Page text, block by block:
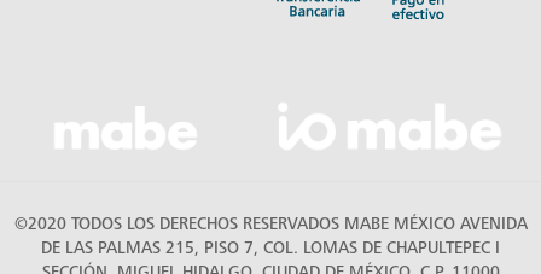
©2020 TODOS LOS DERECHOS RESERVADOS MABE MÉXICO AVENIDA
DE LAS PALMAS 215, PISO 7, COL. LOMAS DE CHAPULTEPEC I